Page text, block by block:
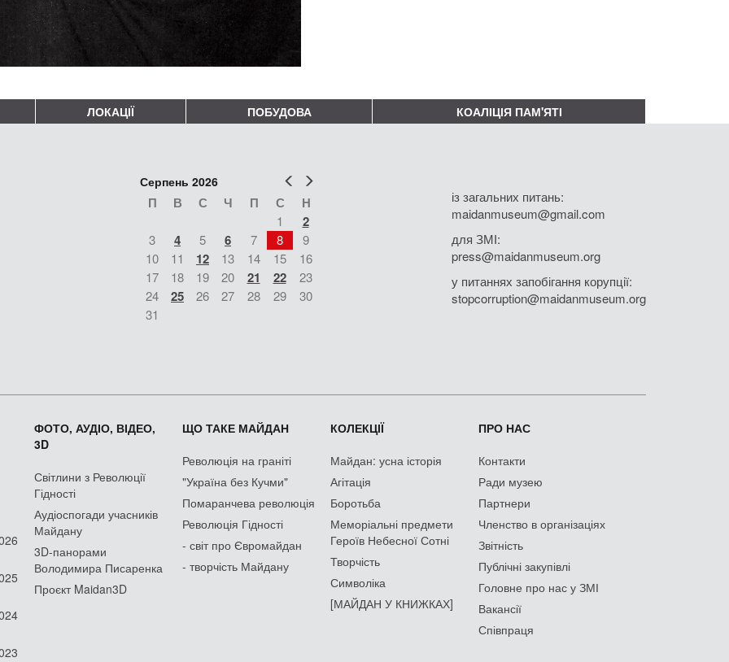
ЛОКАЦІЇ ПОБУДОВА КОАЛІЦІЯ ПАМ'ЯТІ
Попер
Серпень 2026
П В С Ч П С Н
1 2
3 4 5 6 7 8
9
10
11 12 13 14 15
16
17
18 19 20 21 22
23
24
25 26 27 28 29
30
31
із загальних питань:
maidanmuseum@gmail.com
для ЗМІ:
press@maidanmuseum.org
у питаннях запобігання корупції:
stopcorruption@maidanmuseum.org
ФОТО, АУДІО, ВІДЕО,
3D
Світлини з Революції
Гідності
Аудіоспогади учасників
Майдану
3D-панорами
Володимира Писаренка
Проєкт Maidan3D
ЩО ТАКЕ МАЙДАН
Революція на граніті
"Україна без Кучми"
Помаранчева революція
Революція Гідності
- світ про Євромайдан
- творчість Майдану
КОЛЕКЦІЇ
Майдан: усна історія
Агітація
Боротьба
Меморіальні предмети
Героїв Небесної Сотні
Творчість
Символіка
[МАЙДАН У КНИЖКАХ]
ПРО НАС
Контакти
Ради музею
Партнери
Членство в організаціях
Звітність
Публічні закупівлі
Головне про нас у ЗМІ
Вакансії
Співпраця